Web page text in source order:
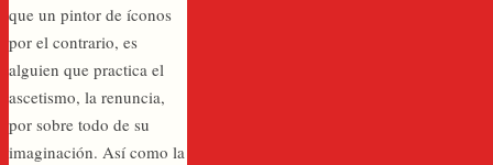
que un pintor de íconos
por el contrario, es
alguien que practica el
ascetismo, la renuncia,
por sobre todo de su
imaginación. Así como la